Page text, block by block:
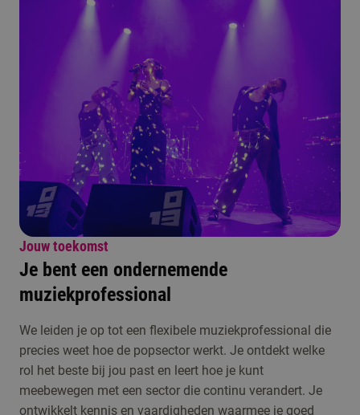
Jouw toekomst
Je bent een ondernemende
muziekprofessional
We leiden je op tot een flexibele muziekprofessional die
precies weet hoe de popsector werkt. Je ontdekt welke
rol het beste bij jou past en leert hoe je kunt
meebewegen met een sector die continu verandert. Je
ontwikkelt kennis en vaardigheden waarmee je goed